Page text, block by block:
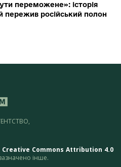
переможене»: історія
пережив російський полон
Creative Commons Attribution 4.0
інше.